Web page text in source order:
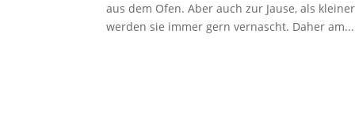
aus dem Ofen. Aber auch zur Jause, als
werden sie immer gern vernascht. Daher am...